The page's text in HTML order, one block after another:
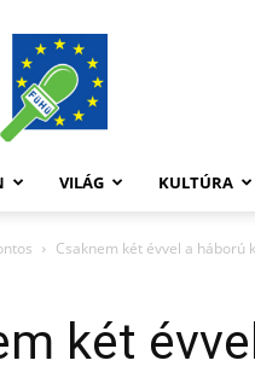
FüHü
VILÁG KULTÚRA
Csaknem két évvel a háború
két